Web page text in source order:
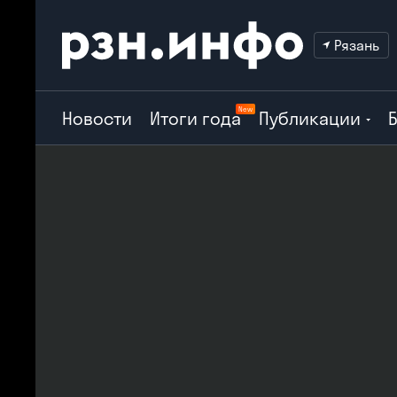
Рязань
Новости Итоги годаNew Публикации